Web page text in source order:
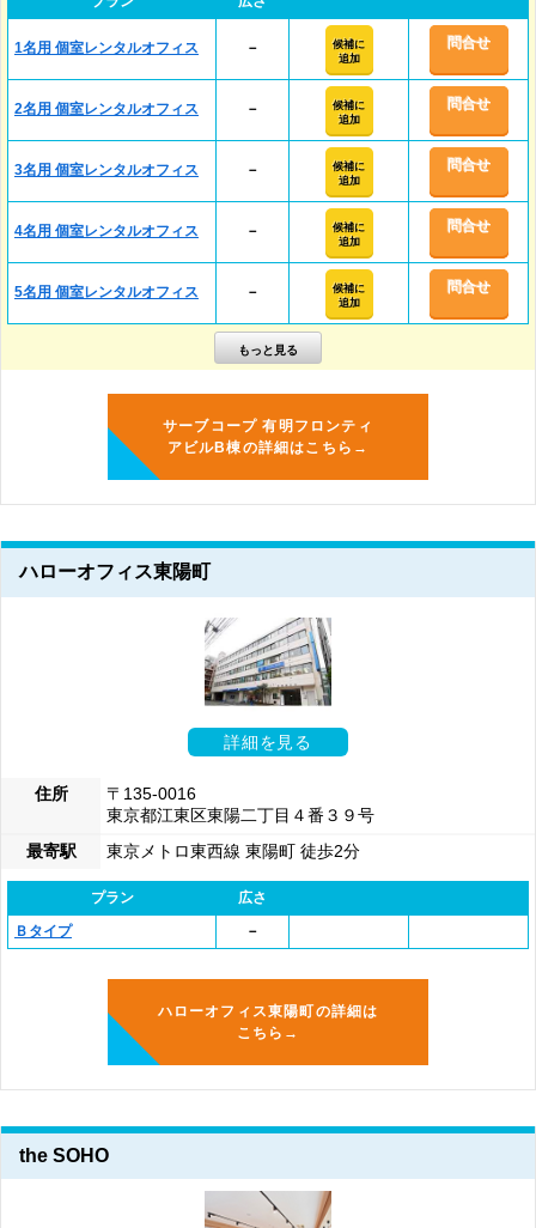
1名用 個室レンタルオフィス －
候補に
追加
問合せ
2名用 個室レンタルオフィス －
候補に
追加
問合せ
3名用 個室レンタルオフィス －
候補に
追加
問合せ
4名用 個室レンタルオフィス －
候補に
追加
問合せ
5名用 個室レンタルオフィス －
候補に
追加
問合せ
サーブコープ 有明フロンティ
アビルB棟の詳細はこちら→
ハローオフィス東陽町
詳細を見る
住所
〒135-0016
東京都江東区東陽二丁目４番３９号
最寄駅
東京メトロ東西線 東陽町 徒歩2分
プラン
広さ
Ｂタイプ
－
ハローオフィス東陽町の詳細は
こちら→
the SOHO